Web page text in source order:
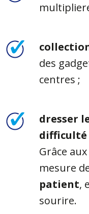
des
centres ;
dresser
difficulté
Grâce
mesure
patient,
sourire.